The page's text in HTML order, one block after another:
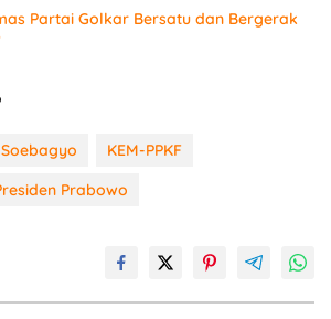
Partai Golkar Bersatu dan Bergerak
KEM-PPKF
Prabowo